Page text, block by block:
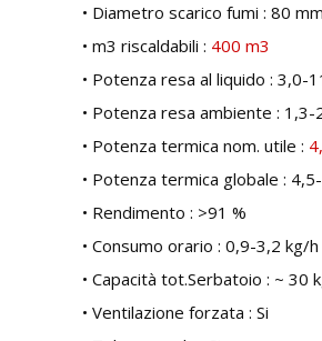
• Diametro scarico fumi : 80 mm
• m3 riscaldabili : 400 m3
• Potenza resa al liquido : 3,0-
• Potenza resa ambiente : 1,3-
• Potenza termica nom. utile :
• Potenza termica globale :
• Rendimento : >91 %
• Consumo orario : 0,9-3,2 kg/h
• Capacità tot.Serbatoio : ~ 30
• Ventilazione forzata : Si